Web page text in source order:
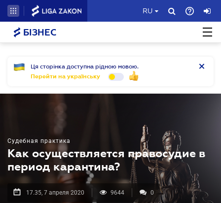
RU
БІЗНЕС
Ця сторінка доступна рідною мовою.
Перейти на українську
Судебная практика
Как осуществляется правосудие в
период карантина?
17.35, 7 апреля 2020 9644 0